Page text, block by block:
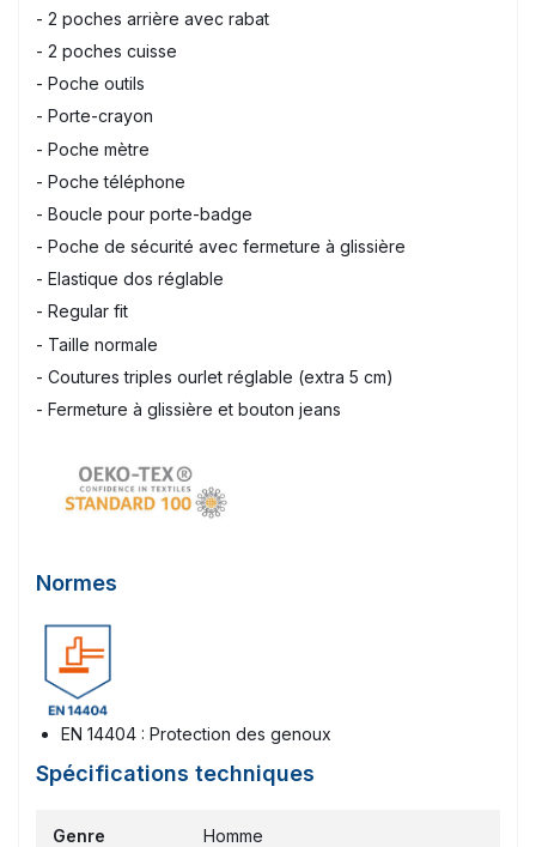
- 2 poches arrière avec rabat
- 2 poches cuisse
- Poche outils
- Porte-crayon
- Poche mètre
- Poche téléphone
- Boucle pour porte-badge
- Poche de sécurité avec fermeture à glissière
- Elastique dos réglable
- Regular fit
- Taille normale
- Coutures triples ourlet réglable (extra 5 cm)
- Fermeture à glissière et bouton jeans
Normes
EN 14404 : Protection des genoux
Spécifications techniques
Genre Homme